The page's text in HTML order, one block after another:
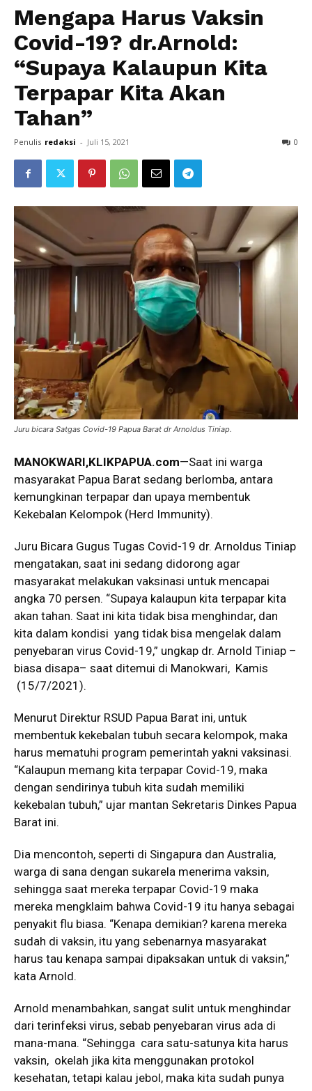
Mengapa Harus Vaksin
Covid-19? dr.Arnold:
“Supaya Kalaupun Kita
Terpapar Kita Akan
Tahan”
Penulis redaksi - Juli 15, 2021 0
Juru bicara Satgas Covid-19 Papua Barat dr Arnoldus Tiniap.
MANOKWARI,KLIKPAPUA.com—Saat ini warga
masyarakat Papua Barat sedang berlomba, antara
kemungkinan terpapar dan upaya membentuk
Kekebalan Kelompok (Herd Immunity).
Juru Bicara Gugus Tugas Covid-19 dr. Arnoldus Tiniap
mengatakan, saat ini sedang didorong agar
masyarakat melakukan vaksinasi untuk mencapai
angka 70 persen. “Supaya kalaupun kita terpapar kita
akan tahan. Saat ini kita tidak bisa menghindar, dan
kita dalam kondisi yang tidak bisa mengelak dalam
penyebaran virus Covid-19,” ungkap dr. Arnold Tiniap –
biasa disapa– saat ditemui di Manokwari, Kamis
(15/7/2021).
Menurut Direktur RSUD Papua Barat ini, untuk
membentuk kekebalan tubuh secara kelompok, maka
harus mematuhi program pemerintah yakni vaksinasi.
“Kalaupun memang kita terpapar Covid-19, maka
dengan sendirinya tubuh kita sudah memiliki
kekebalan tubuh,” ujar mantan Sekretaris Dinkes Papua
Barat ini.
Dia mencontoh, seperti di Singapura dan Australia,
warga di sana dengan sukarela menerima vaksin,
sehingga saat mereka terpapar Covid-19 maka
mereka mengklaim bahwa Covid-19 itu hanya sebagai
penyakit flu biasa. “Kenapa demikian? karena mereka
sudah di vaksin, itu yang sebenarnya masyarakat
harus tau kenapa sampai dipaksakan untuk di vaksin,”
kata Arnold.
Arnold menambahkan, sangat sulit untuk menghindar
dari terinfeksi virus, sebab penyebaran virus ada di
mana-mana. “Sehingga cara satu-satunya kita harus
vaksin, okelah jika kita menggunakan protokol
kesehatan, tetapi kalau jebol, maka kita sudah punya